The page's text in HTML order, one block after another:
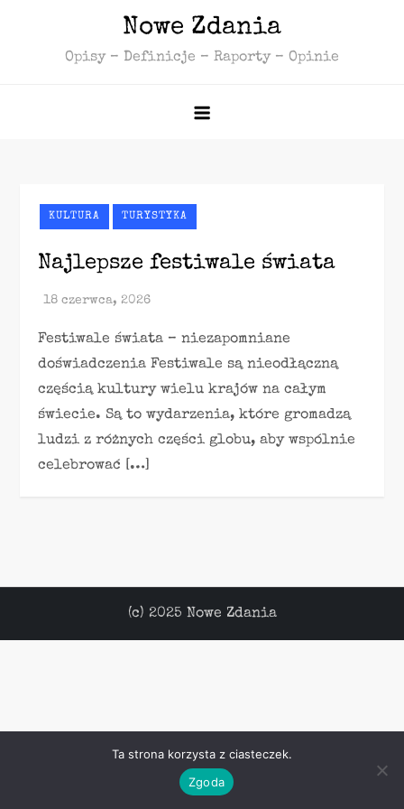
Nowe Zdania
Opisy – Definicje – Raporty – Opinie
KULTURA TURYSTYKA
Najlepsze festiwale świata
Festiwale świata – niezapomniane
doświadczenia Festiwale są nieodłączną
częścią kultury wielu krajów na całym
świecie. Są to wydarzenia, które gromadzą
ludzi z różnych części globu, aby wspólnie
celebrować […]
(c) 2025 Nowe Zdania
Ta strona korzysta z ciasteczek.
Zgoda